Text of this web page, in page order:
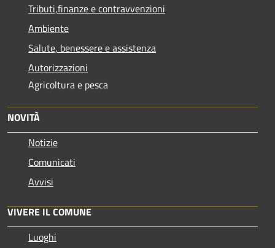
Tributi,finanze e contravvenzioni
Ambiente
Salute, benessere e assistenza
Autorizzazioni
Agricoltura e pesca
NOVITÀ
Notizie
Comunicati
Avvisi
VIVERE IL COMUNE
Luoghi